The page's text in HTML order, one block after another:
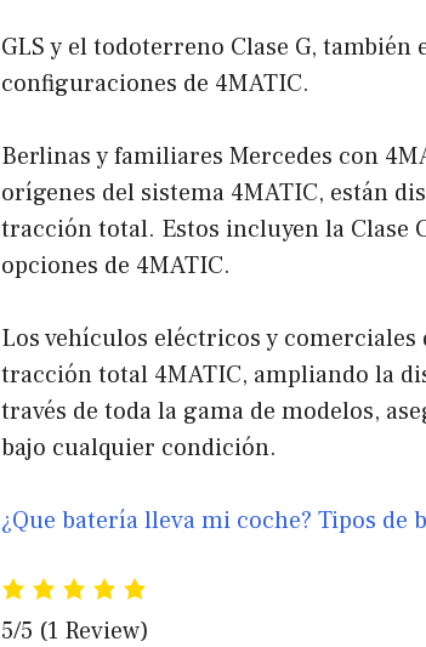
GLS y el todoterreno Clase G,
configuraciones de 4MATIC.
Berlinas y familiares Mercedes con
orígenes del sistema 4MATIC, están
tracción total. Estos incluyen la Clase
opciones de 4MATIC.
Los vehículos eléctricos y
tracción total 4MATIC, ampliando la
través de toda la gama de modelos,
bajo cualquier condición.
¿Que batería lleva mi coche? Tipos de
5/5 (1 Review)